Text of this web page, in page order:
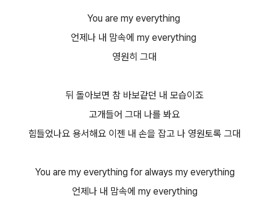
You are my everything
언제나 내 맘속에 my everything
영원히 그대
뒤 돌아보면 참 바보같던 내 모습이죠
고개들어 그대 나를 봐요
힘들었나요 용서해요 이젠 내 손을 잡고 나 영원토록 그대
You are my everything for always my everything
언제나 내 맘속에 my everything